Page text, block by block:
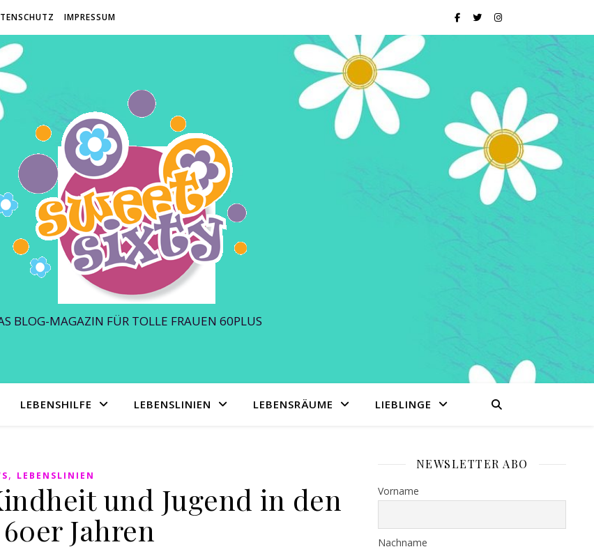
IMPRESSUM
BLOG-MAGAZIN FÜR TOLLE FRAUEN 60PLUS
LEBENSHILFE LEBENSLINIEN LEBENSRÄUME LIEBLINGE
, LEBENSLINIEN
und Jugend in den
Jahren
NEWSLETTER ABO
Vorname
Nachname